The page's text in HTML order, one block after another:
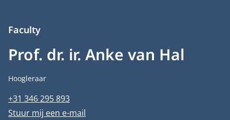
Prof. dr. ir. Anke van Hal
Faculty
Functietitel
Hoogleraar
Telefoonnummer
+31 346 295 893
E-mailadres
Stuur mij een e-mail